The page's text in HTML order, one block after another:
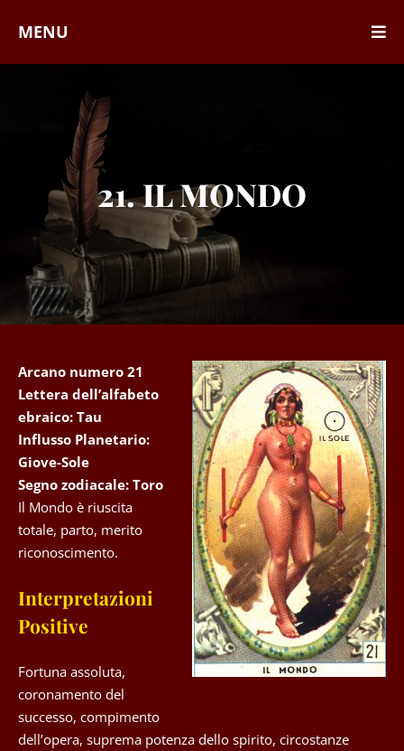
MENU
21. IL MONDO
Arcano numero 21
Lettera dell’alfabeto
ebraico: Tau
Influsso Planetario:
Giove-Sole
Segno zodiacale: Toro
Il Mondo è riuscita
totale, parto, merito
riconoscimento.
Interpretazioni
Positive
Fortuna assoluta,
coronamento del
successo, compimento
dell’opera, suprema potenza dello spirito, circostanze